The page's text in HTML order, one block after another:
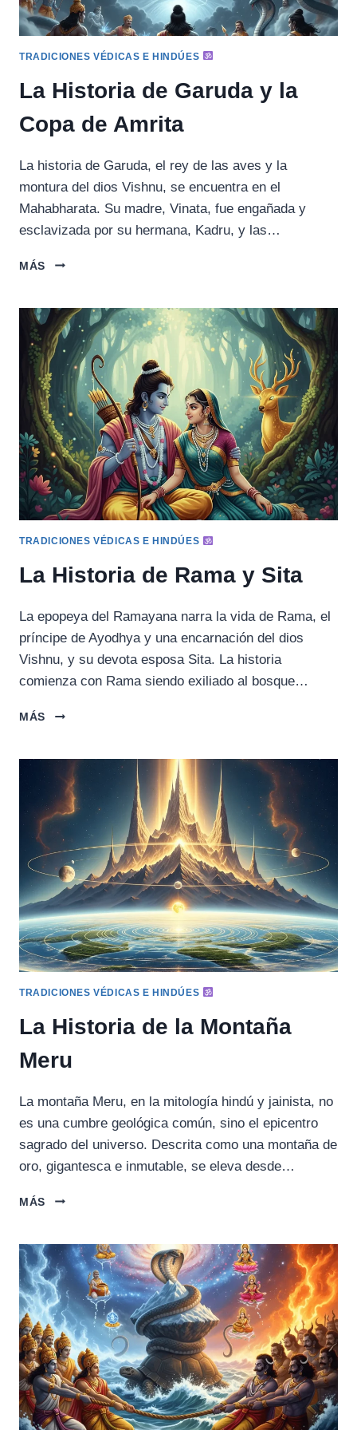
TRADICIONES VÉDICAS E HINDÚES
La Historia de Garuda y la
Copa de Amrita
La historia de Garuda, el rey de las aves y la
montura del dios Vishnu, se encuentra en el
Mahabharata. Su madre, Vinata, fue engañada y
esclavizada por su hermana, Kadru, y las…
MÁS
LA
GARUDA
Y
LA
COPA
DE
AMRITA
TRADICIONES VÉDICAS E HINDÚES
La Historia de Rama y Sita
La epopeya del Ramayana narra la vida de Rama, el
príncipe de Ayodhya y una encarnación del dios
Vishnu, y su devota esposa Sita. La historia
comienza con Rama siendo exiliado al bosque…
MÁS
LA
RAMA
SITA
TRADICIONES VÉDICAS E HINDÚES
La Historia de la Montaña
Meru
La montaña Meru, en la mitología hindú y jainista, no
es una cumbre geológica común, sino el epicentro
sagrado del universo. Descrita como una montaña de
oro, gigantesca e inmutable, se eleva desde…
MÁS
LA
LA
MONTAÑA
MERU